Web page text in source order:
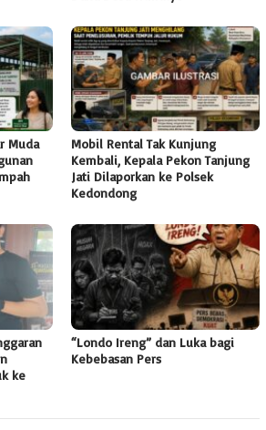
Muda
Mobil Rental Tak Kunjung
Kembali, Kepala Pekon Tanjung
Jati Dilaporkan ke Polsek
Kedondong
ke
“Londo Ireng” dan Luka bagi
Kebebasan Pers